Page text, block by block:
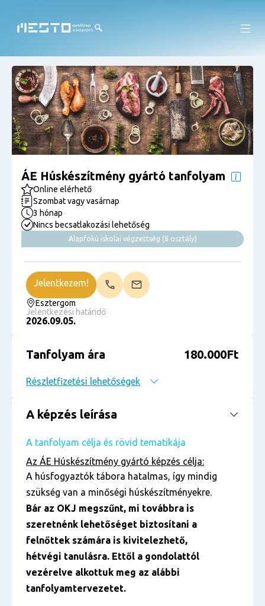
ÁE Húskészítmény gyártó tanfolyam
Online elérhető
Szombat vagy vasárnap
3 hónap
Nincs becsatlakozási lehetőség
Alapfokú iskolai végzettség (8 osztály)
Esztergom
Jelentkezési határidő
2026.09.05.
Jelentkezem!
Tanfolyam ára 180.000Ft
Részletfizetési lehetőségek
A képzés leírása
A tanfolyam célja és rövid tematikája
Az ÁE Húskészítmény gyártó képzés célja:
A húsfogyaztók tábora hatalmas, így mindig
szükség van a minőségi húskészítményekre.
Bár az OKJ megszűnt, mi továbbra is
szeretnénk lehetőséget biztosítani a
felnőttek számára is kivitelezhető,
hétvégi tanulásra. Ettől a gondolattól
vezérelve alkottuk meg az alábbi
tanfolyamtervezetet.